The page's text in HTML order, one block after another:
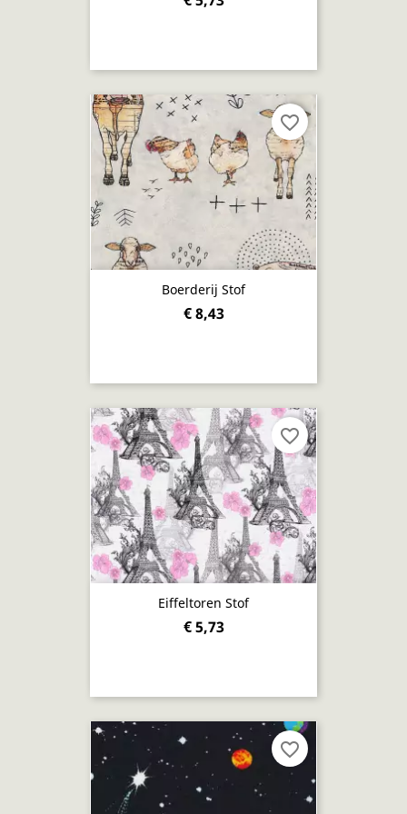
Boerderij Stof
€ 8,43
favorite_border
Eiffeltoren Stof
€ 5,73
favorite_border
favorite_border